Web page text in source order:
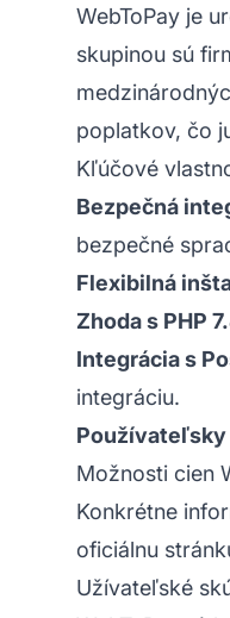
WebToPay je
skupinou sú
poplatkov, čo
Kľúčové
Bezpečná
bezpečné
Flexibilná
Zhoda s PHP
Integrácia s
integráciu.
Možnosti cien
Konkrétne
oficiálnu
Užívateľské